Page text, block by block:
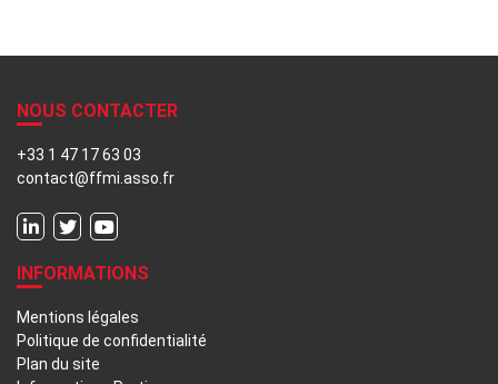
NOUS CONTACTER
+33 1 47 17 63 03
contact@ffmi.asso.fr
INFORMATIONS
Mentions légales
Politique de confidentialité
Plan du site